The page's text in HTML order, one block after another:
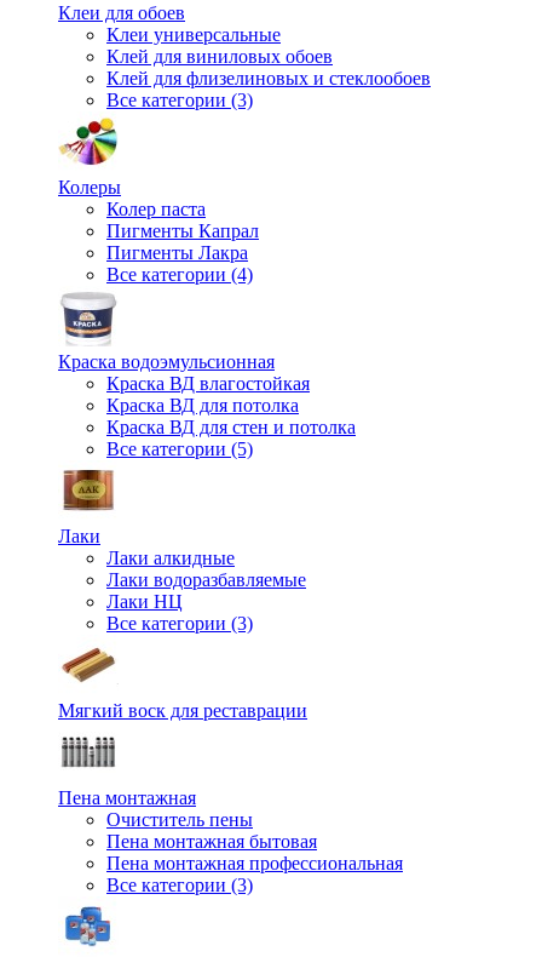
Клеи для обоев
Клеи универсальные
Клей для виниловых обоев
Клей для флизелиновых и стеклообоев
Все категории (3)
Колеры
Колер паста
Пигменты Капрал
Пигменты Лакра
Все категории (4)
Краска водоэмульсионная
Краска ВД влагостойкая
Краска ВД для потолка
Краска ВД для стен и потолка
Все категории (5)
Лаки
Лаки алкидные
Лаки водоразбавляемые
Лаки НЦ
Все категории (3)
Мягкий воск для реставрации
Пена монтажная
Очиститель пены
Пена монтажная бытовая
Пена монтажная профессиональная
Все категории (3)